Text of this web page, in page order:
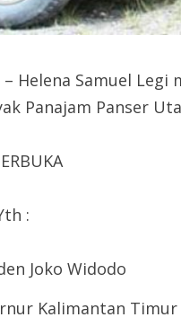
– Helena Samuel
Panajam Panser
:
Joko Widodo
Kalimantan Timur